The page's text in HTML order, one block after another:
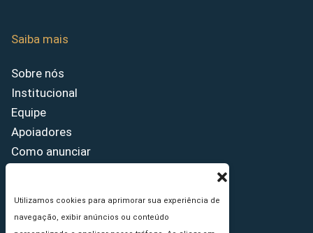
Utilizamos cookies para aprimorar sua experiência de
navegação, exibir anúncios ou conteúdo
Saiba mais
Sobre nós
Institucional
Equipe
Apoiadores
Como anunciar
Princípios Editoriais